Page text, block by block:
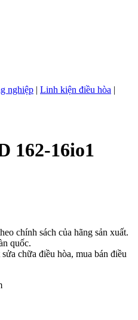
nghiệp | Linh kiện điều hòa |
162-16io1
chính sách của hãng sản xuất.
quốc.
chữa điều hòa, mua bán điều